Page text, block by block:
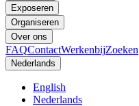
Exposeren
Organiseren
Over ons
FAQContactWerkenbijZoeken
Nederlands
English
Nederlands